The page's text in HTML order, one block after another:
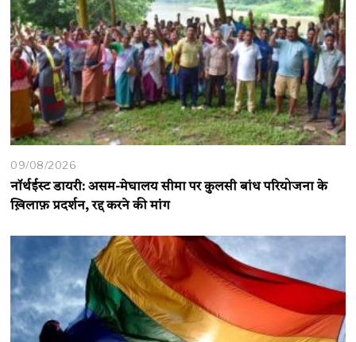
09/08/2026
नॉर्थईस्ट डायरी: असम-मेघालय सीमा पर कुलसी बांध परियोजना के
ख़िलाफ़ प्रदर्शन, रद्द करने की मांग